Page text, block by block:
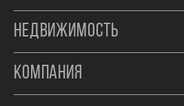
НЕДВИЖИМОСТЬ
КОМПАНИЯ